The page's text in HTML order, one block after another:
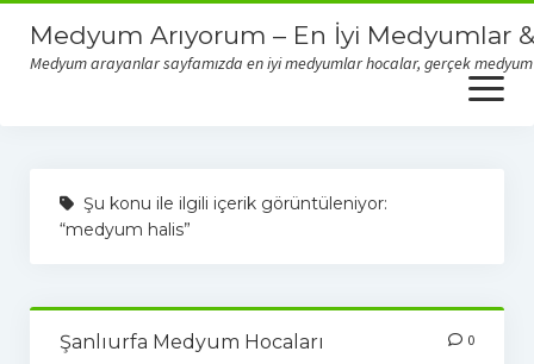
Medyum Arıyorum – En İyi Medyumlar
Medyum arayanlar sayfamızda en iyi medyumlar hocalar, gerçek
open
menu
Şu konu ile ilgili içerik görüntüleniyor:
“medyum halis”
Şanlıurfa Medyum Hocaları 0